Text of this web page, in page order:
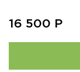
16 500 Р